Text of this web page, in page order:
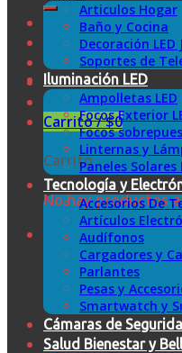
Carrito /$0
Carrito
No hay productos
Articulos Hogar
Baño y Cocina
Decoración
Soportes de
Iluminación LED
Ampolletas LED
Focos Exterior
Focos
Linternas y
Paneles Solares
Tecnología y
Accesorios De
Artículos
Audífonos
Cargadores y
Parlantes
Pesas y
Smartwatch y
Cámaras de
Salud Bienestar y